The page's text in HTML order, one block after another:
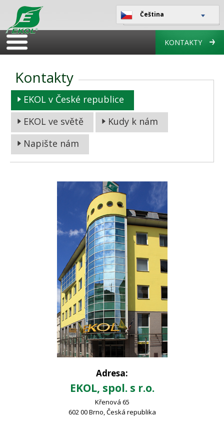
Čeština
KONTAKTY
Kontakty
EKOL v České republice
EKOL ve světě
Kudy k nám
Napište nám
Adresa:
EKOL, spol. s r.o.
Křenová 65
602 00 Brno, Česká republika